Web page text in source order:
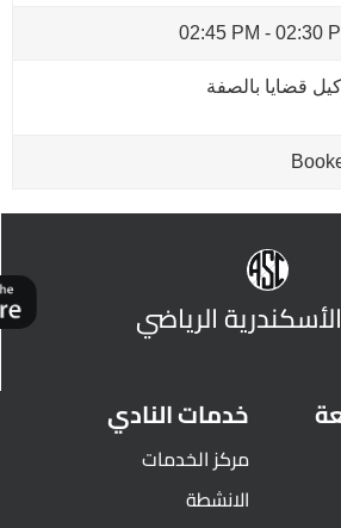
02:30
-
02:45 PM
قضايا بالصفة
الرياضي
خدمات النادي
مركز الخدمات
الانشطة